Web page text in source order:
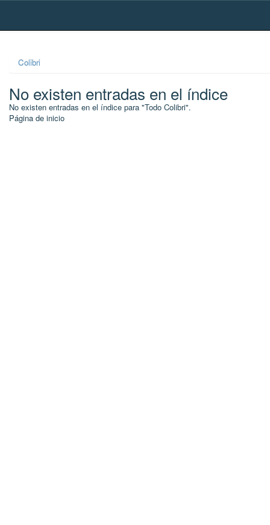
Skip
Colibri
No existen entradas en el índice
No existen entradas en el índice para "Todo Colibri".
Página de inicio